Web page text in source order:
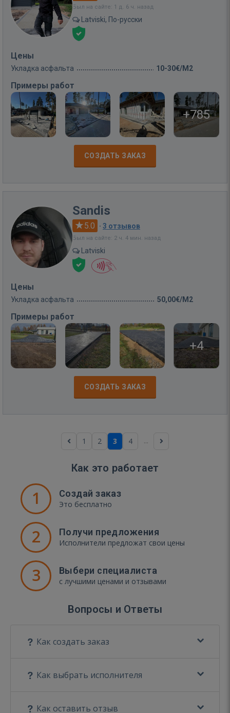
Был на сайте: 1 д. 6 ч. назад
Latviski, По-русски
Цены
Укладка асфальта 10-30€/M2
Примеры работ
+785
СОЗДАТЬ ЗАКАЗ
Sandis
5.0 · 3 отзывов
Был на сайте: 2 ч. 4 мин. назад
Latviski
Цены
Укладка асфальта 50,00€/M2
Примеры работ
+4
СОЗДАТЬ ЗАКАЗ
1 2 3 4 ...
Как это работает
1 Создай заказ
Это бесплатно
2 Получи предложения
Исполнители предложат свои цены
3 Выбери специалиста
с лучшими ценами и отзывами
Вопросы и Ответы
Как создать заказ
Как выбрать исполнителя
Как оставить отзыв